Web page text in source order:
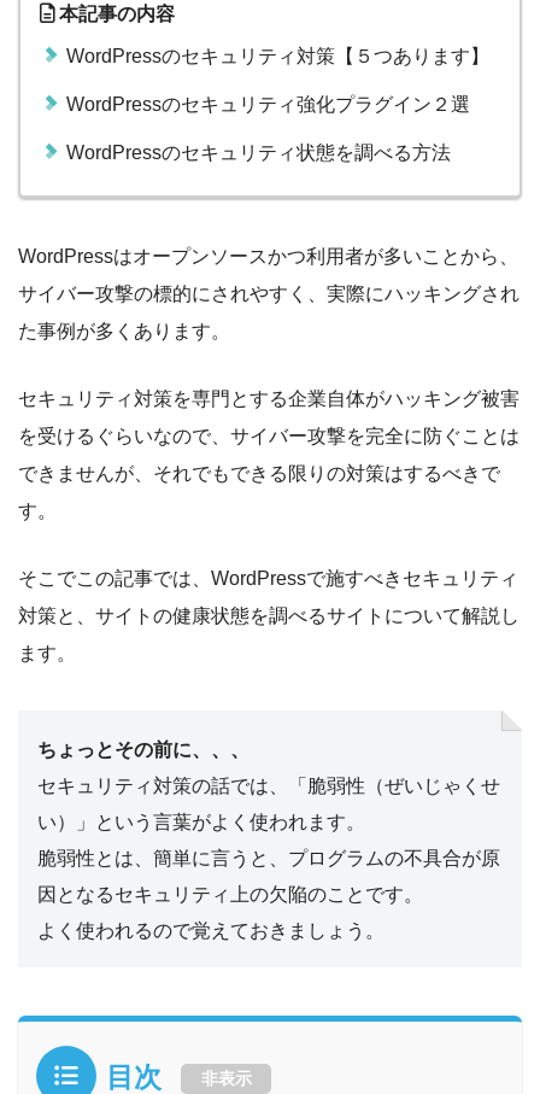
本記事の内容
WordPressのセキュリティ対策【５つあります】
WordPressのセキュリティ強化プラグイン２選
WordPressのセキュリティ状態を調べる方法
WordPressはオープンソースかつ利用者が多いことから、
サイバー攻撃の標的にされやすく、実際にハッキングされ
た事例が多くあります。
セキュリティ対策を専門とする企業自体がハッキング被害
を受けるぐらいなので、サイバー攻撃を完全に防ぐことは
できませんが、それでもできる限りの対策はするべきで
す。
そこでこの記事では、WordPressで施すべきセキュリティ
対策と、サイトの健康状態を調べるサイトについて解説し
ます。
ちょっとその前に、、、
セキュリティ対策の話では、「脆弱性（ぜいじゃくせ
い）」という言葉がよく使われます。
脆弱性とは、簡単に言うと、プログラムの不具合が原
因となるセキュリティ上の欠陥のことです。
よく使われるので覚えておきましょう。
目次 非表示